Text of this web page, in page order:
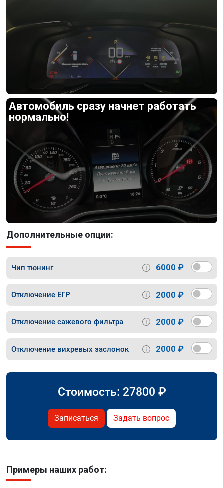
Автомобиль сразу начнет работать
нормально!
Дополнительные опции:
Чип тюнинг 6000 ₽
Отключение ЕГР 2000 ₽
Отключение сажевого фильтра 2000 ₽
Отключение вихревых заслонок 2000 ₽
Стоимость: 27800 ₽
Записаться Задать вопрос
Примеры наших работ: